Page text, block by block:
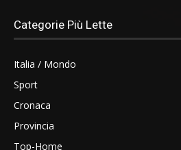
Categorie Più Lette
Italia / Mondo
Sport
Cronaca
Provincia
Top-Home